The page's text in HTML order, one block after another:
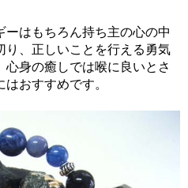
ーはもちろん持ち主の心の中
り、正しいことを行える勇気
身の癒しでは喉に良いとさ
おすすめです。